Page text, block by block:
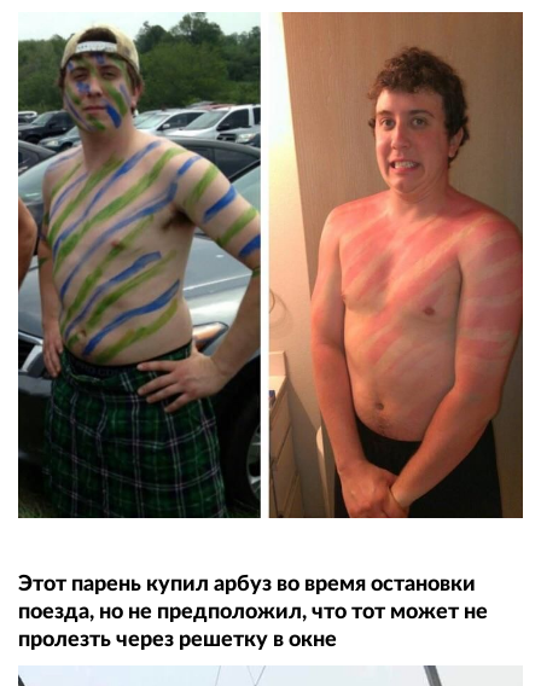
Этот парень купил арбуз во время остановки
поезда, но не предположил, что тот может не
пролезть через решетку в окне